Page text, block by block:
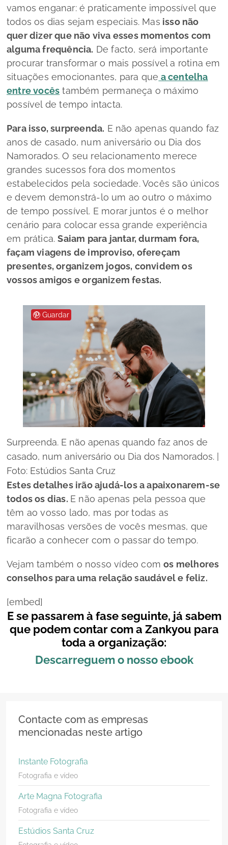
vamos enganar: é praticamente impossível que
todos os dias sejam especiais. Mas isso não
quer dizer que não viva esses momentos com
alguma frequência. De facto, será importante
procurar transformar o mais possível a rotina em
situações emocionantes, para que a centelha
entre vocês também permaneça o máximo
possível de tempo intacta.
Para isso, surpreenda. E não apenas quando faz
anos de casado, num aniversário ou Dia dos
Namorados. O seu relacionamento merece
grandes sucessos fora dos momentos
estabelecidos pela sociedade. Vocês são únicos
e devem demonstrá-lo um ao outro o máximo
de tempo possível. E morar juntos é o melhor
cenário para colocar essa grande experiência
em prática.Saiam para jantar, durmam fora,
façam viagens de improviso, ofereçam
presentes, organizem jogos, convidem os
vossos amigos e organizem festas.
Guardar
Surpreenda. E não apenas quando faz anos de
casado, num aniversário ou Dia dos Namorados. |
Foto: Estúdios Santa Cruz
Estes detalhes irão ajudá-los a apaixonarem-se
todos os dias. E não apenas pela pessoa que
têm ao vosso lado, mas por todas as
maravilhosas versões de vocês mesmas, que
ficarão a conhecer com o passar do tempo.
Vejam também o nosso vídeo comos melhores
conselhos para uma relação saudável e feliz.
[embed]
E se passarem à fase seguinte, já sabem
que podem contar com a Zankyou para
toda a organização:
Descarreguem o nossoebook
Contacte com as empresas
mencionadas neste artigo
Instante Fotografia
Fotografia e vídeo
Arte Magna Fotografia
Fotografia e vídeo
Estúdios Santa Cruz